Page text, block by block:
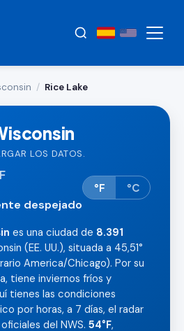
/ Rice Lake
LOS DATOS.
F
despejado
°F °C
es una ciudad de 8.391
(EE. UU.), situada a 45,51°
America/Chicago). Por su
tiene inviernos fríos y
tienes las condiciones
por horas, a 7 días, el radar
del NWS. 54°F,